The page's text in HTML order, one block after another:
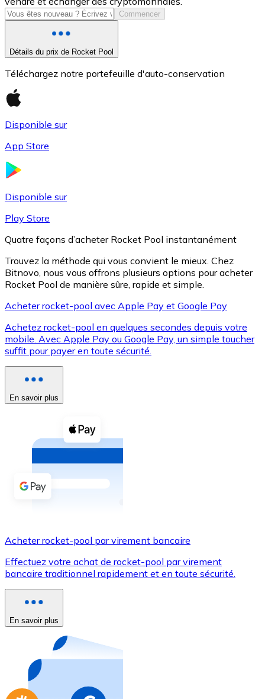
XRP
XRP
Voir toutes
Coupons crypto
Acheter avec espèces
Virement SEPA
Ajoutez des fonds à votre compte Bitnovo ou
Utilisez les cartes Visa et Mastercard pour acheter
Acheter avec carte
Boutique - Cartes
Achetez des cartes-cadeaux de vos marques
Aller à la boutique de cartes-cadeaux
Commencer
Détails du prix de Rocket Pool
Téléchargez notre portefeuille d'auto-conservation
Disponible sur
App Store
Disponible sur
Play Store
Quatre façons d’acheter Rocket Pool instantanément
Trouvez la méthode qui vous convient le mieux. Chez
Bitnovo, nous vous offrons plusieurs options pour acheter
Rocket Pool de manière sûre, rapide et simple.
Acheter rocket-pool avec Apple Pay et Google Pay
Achetez rocket-pool en quelques secondes depuis votre
mobile. Avec Apple Pay ou Google Pay, un simple toucher
suffit pour payer en toute sécurité.
En savoir plus
Acheter rocket-pool par virement bancaire
Effectuez votre achat de rocket-pool par virement
bancaire traditionnel rapidement et en toute sécurité.
En savoir plus